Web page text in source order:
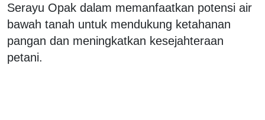
Serayu Opak dalam memanfaatkan potensi air
bawah tanah untuk mendukung ketahanan
pangan dan meningkatkan kesejahteraan
petani.